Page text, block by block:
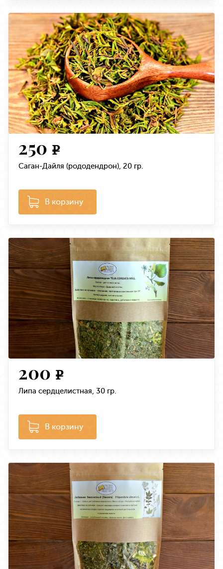
250 e
Саган-Дайля (рододендрон), 20 гр.
В корзину
200 e
Липа сердцелистная, 30 гр.
В корзину